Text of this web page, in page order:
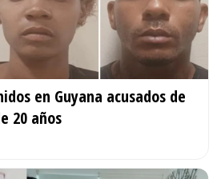
en Guyana acusados de
20 años